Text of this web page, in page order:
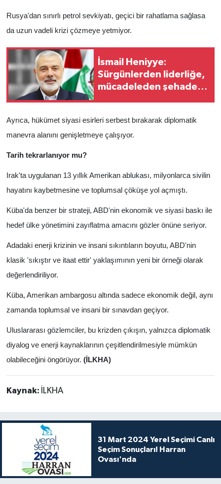
Rusya'dan sınırlı petrol sevkiyatı, geçici bir rahatlama sağlasa
da uzun vadeli krizi çözmeye yetmiyor.
İsmail Heniyye:
Sürgünlerden liderliğe,
mücadeleden şehadete
Ayrıca, hükümet siyasi esirleri serbest bırakarak diplomatik
manevra alanını genişletmeye çalışıyor.
Tarih tekrarlanıyor mu?
Irak'ta uygulanan 13 yıllık Amerikan ablukası, milyonlarca sivilin
hayatını kaybetmesine ve toplumsal çöküşe yol açmıştı.
Küba'da benzer bir strateji, ABD'nin ekonomik ve siyasi baskı ile
hedef ülke yönetimini zayıflatma amacını gözler önüne seriyor.
Adadaki enerji krizinin ve insani sıkıntıların boyutu, ABD'nin
klasik 'sıkıştır ve itaat ettir' yaklaşımının yeni bir örneği olarak
değerlendiriliyor.
Küba, Amerikan ambargosu altında sadece ekonomik değil, aynı
zamanda toplumsal ve insani bir sınavdan geçiyor.
Uluslararası gözlemciler, bu krizden çıkışın, yalnızca diplomatik
diyalog ve enerji kaynaklarının çeşitlendirilmesiyle mümkün
olabileceğini öngörüyor. (İLKHA)
Kaynak: İLKHA
31 Mart 2024 Yerel Seçimi Canlı
Seçim Sonuçları! Harran
Ovası'nda